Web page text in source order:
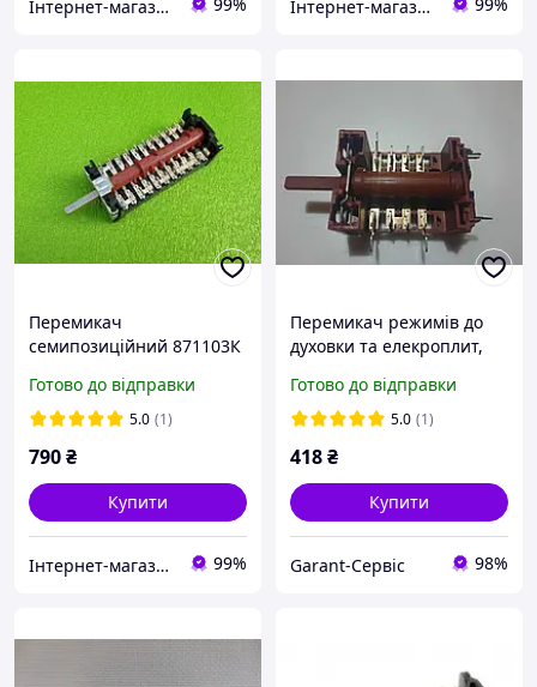
Інтернет-магазин "Е-ТЕН" Інтернет-магазин "Е-ТЕН"
Перемикач
семипозиційний 871103К
електродуховки
"PYRAMIDA" (7LA GOTTAK,
Готово до відправки
5.0 (1)
790₴
Купити
Інтернет-магазин "Е-ТЕН" 99%
Перемикач режимів до
духовки та елекроплит,
8050043
Готово до відправки
5.0 (1)
418₴
Купити
Garant-Сервіс 98%